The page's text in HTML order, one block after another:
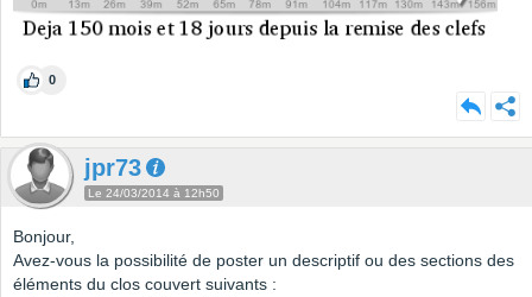
0
jpr73
Le 24/03/2014 à 12h50
Bonjour,
Avez-vous la possibilité de poster un descriptif ou des sections des
éléments du clos couvert suivants :